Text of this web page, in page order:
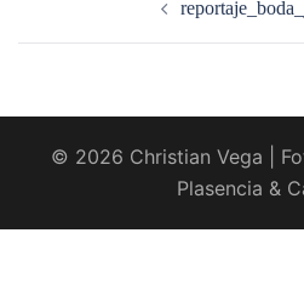
© 2026 Christian Vega |
Plasencia &